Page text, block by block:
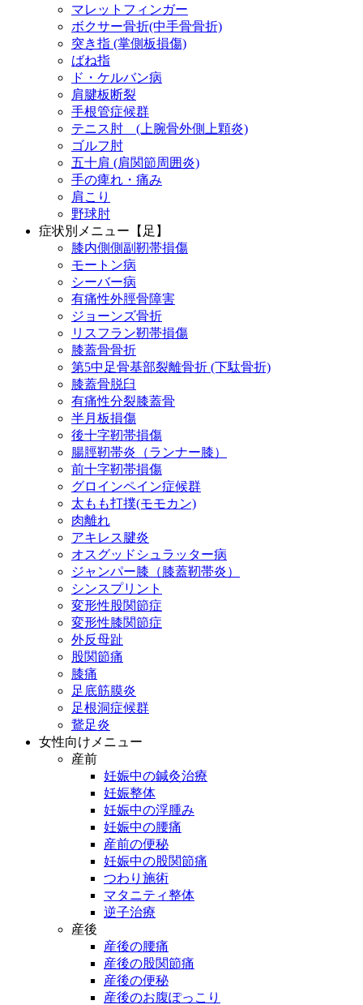
マレットフィンガー
ボクサー骨折(中手骨骨折)
突き指 (掌側板損傷)
ばね指
ド・ケルバン病
肩腱板断裂
手根管症候群
テニス肘 (上腕骨外側上顆炎)
ゴルフ肘
五十肩 (肩関節周囲炎)
手の痺れ・痛み
肩こり
野球肘
症状別メニュー【足】
膝内側側副靭帯損傷
モートン病
シーバー病
有痛性外脛骨障害
ジョーンズ骨折
リスフラン靭帯損傷
膝蓋骨骨折
第5中足骨基部裂離骨折 (下駄骨折)
膝蓋骨脱臼
有痛性分裂膝蓋骨
半月板損傷
後十字靭帯損傷
腸脛靭帯炎（ランナー膝）
前十字靭帯損傷
グロインペイン症候群
太もも打撲(モモカン)
肉離れ
アキレス腱炎
オスグッドシュラッター病
ジャンパー膝（膝蓋靭帯炎）
シンスプリント
変形性股関節症
変形性膝関節症
外反母趾
股関節痛
膝痛
足底筋膜炎
足根洞症候群
鵞足炎
女性向けメニュー
産前
妊娠中の鍼灸治療
妊娠整体
妊娠中の浮腫み
妊娠中の腰痛
産前の便秘
妊娠中の股関節痛
つわり施術
マタニティ整体
逆子治療
産後
産後の腰痛
産後の股関節痛
産後の便秘
産後のお腹ぽっこり